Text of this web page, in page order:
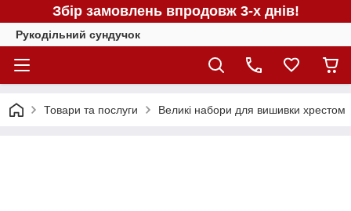
Збір замовлень впродовж 3-х днів!
Рукодільний сундучок
Товари та послуги Великі набори для вишивки хрестом